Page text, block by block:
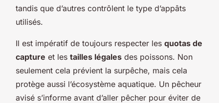
tandis que d’autres contrôlent le type d’appâts
utilisés.
Il est impératif de toujours respecter les quotas de
capture et les tailles légales des poissons. Non
seulement cela prévient la surpêche, mais cela
protège aussi l’écosystème aquatique. Un pêcheur
avisé s’informe avant d’aller pêcher pour éviter de